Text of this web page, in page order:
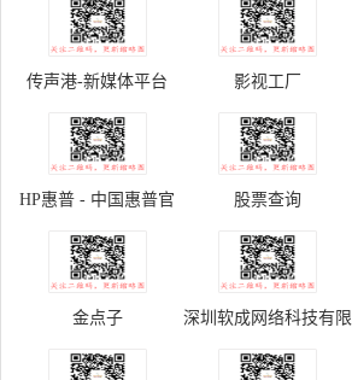
传声港-新媒体平台 影视工厂
HP惠普 - 中国惠普官
方商城
股票查询
金点子 深圳软成网络科技有限
公司